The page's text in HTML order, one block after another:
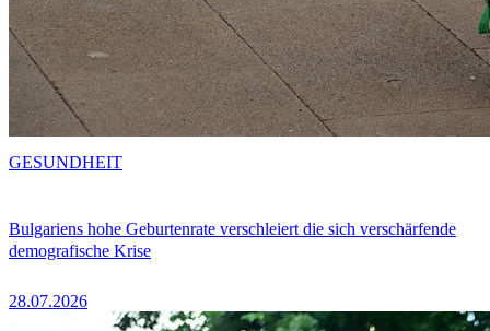
Bulgariens hohe Geburtenrate verschleiert die sich verschärfende
demografische Krise
28.07.2026
GESUNDHEIT